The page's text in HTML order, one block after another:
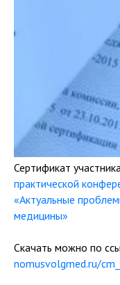
Сертификат
практической
«Актуальные
медицины»
Скачать можно по
nomusvolgmed.ru/